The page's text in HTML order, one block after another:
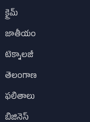
క్రైమ్
జాతీయం
టెక్నాలజీ
తెలంగాణ
ఫలితాలు
బిజినెస్